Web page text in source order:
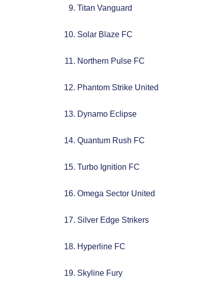
Titan Vanguard
Solar Blaze FC
Northern Pulse FC
Phantom Strike United
Dynamo Eclipse
Quantum Rush FC
Turbo Ignition FC
Omega Sector United
Silver Edge Strikers
Hyperline FC
Skyline Fury